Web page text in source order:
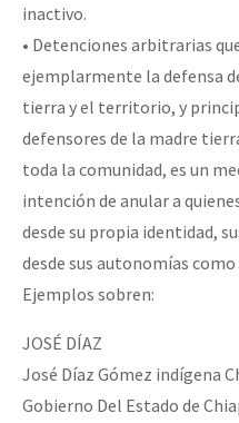
inactivo.
• Detenciones arbitrarias
ejemplarmente la defensa
tierra y el territorio, y
defensores de la madre
toda la comunidad, es un
intención de anular a
desde su propia identidad,
desde sus autonomías
Ejemplos sobren:
JOSÉ DÍAZ
José Díaz Gómez indígena
Gobierno Del Estado de